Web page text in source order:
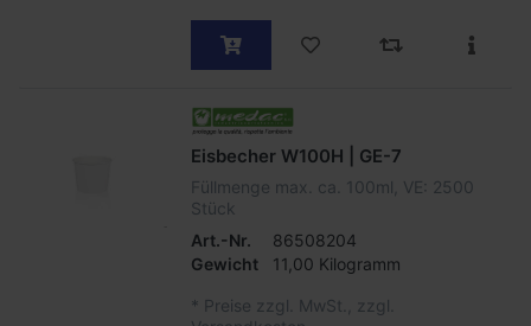
Eisbecher W100H | GE-7
Füllmenge max. ca. 100ml, VE: 2500
Stück
Art.-Nr.
86508204
Gewicht
11,00 Kilogramm
* Preise zzgl. MwSt., zzgl.